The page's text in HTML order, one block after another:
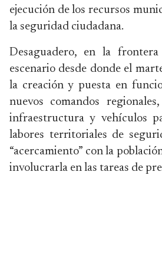
ejecución de los recursos
la seguridad ciudadana.
Desaguadero, en la
escenario desde donde el
la creación y puesta en
nuevos comandos
infraestructura y vehículos
labores territoriales de
“acercamiento” con la
involucrarla en las tareas de